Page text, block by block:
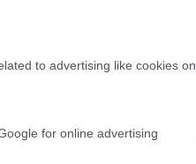
to advertising like cookies on
for online advertising